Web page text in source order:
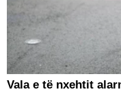
Vala e të nxehtit